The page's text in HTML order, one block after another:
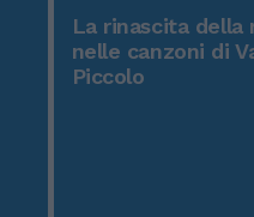
La rinascita della
nelle canzoni di
Piccolo